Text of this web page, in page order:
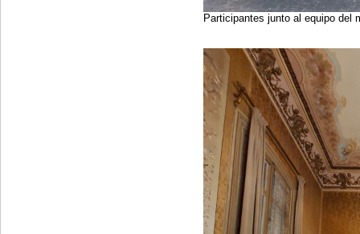
Participantes junto al equipo del